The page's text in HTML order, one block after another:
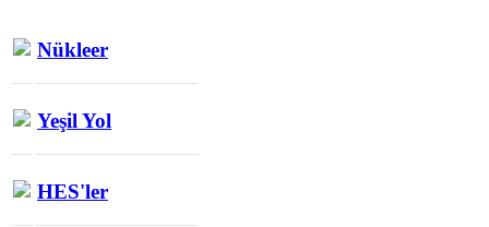
Nükleer
Yeşil Yol
HES'ler